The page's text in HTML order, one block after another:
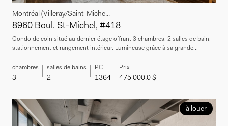
Montréal (Villeray/Saint-Miche...
8960 Boul. St-Michel, #418
Condo de coin situé au dernier étage offrant 3 chambres, 2 salles de bain,
stationnement et rangement intérieur. Lumineuse grâce à sa grande...
chambres
3
salles de bains
2
PC
1364
Prix
475 000.0 $
à louer